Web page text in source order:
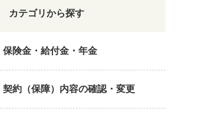
カテゴリから探す
保険金・給付金・年金
契約（保障）内容の確認・変更